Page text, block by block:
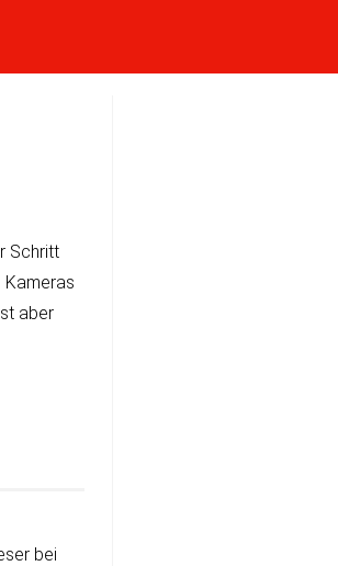
Schritt
Kameras
aber
bei